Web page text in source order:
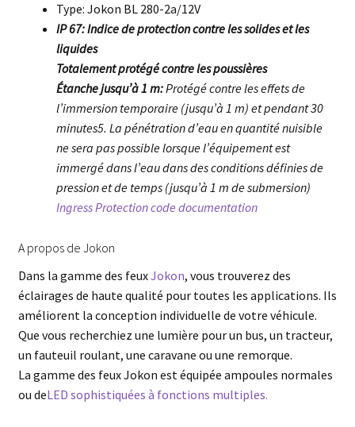
Type: Jokon BL 280-2a/12V
IP 67: Indice de protection contre les solides et les
liquides
Totalement protégé contre les poussières
Étanche jusqu’à 1 m:Protégé contre les effets de
l’immersion temporaire (jusqu’à 1 m) et pendant 30
minutes5. La pénétration d’eau en quantité nuisible
ne sera pas possible lorsque l’équipement est
immergé dans l’eau dans des conditions définies de
pression et de temps (jusqu’à 1 m de submersion)
Ingress Protection code documentation
A propos de Jokon
Dans la gamme des feuxJokon, vous trouverez des
éclairages de haute qualité pour toutes les applications. Ils
améliorent la conception individuelle de votre véhicule.
Que vous recherchiez une lumière pour un bus, un tracteur,
un fauteuil roulant, une caravane ou une remorque.
La gamme des feux Jokon est équipée ampoules normales
ou deLED sophistiquées à fonctions multiples.